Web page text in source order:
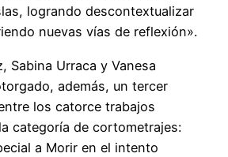
logrando descontextualizar
nuevas vías de reflexión».
Sabina Urraca y Vanesa
además, un tercer
los catorce trabajos
categoría de cortometrajes:
a Morir en el intento